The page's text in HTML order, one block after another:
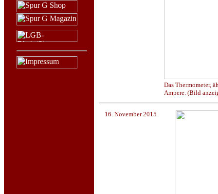
Das Thermometer,
Ampere. (Bild
16. November 2015